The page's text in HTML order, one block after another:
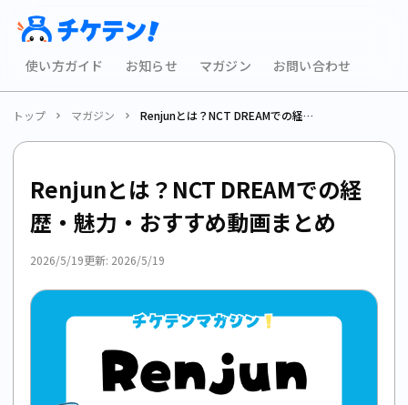
使い方ガイド お知らせ マガジン お問い合わせ
トップ マガジン Renjunとは？NCT DREAMでの経歴・魅力・おすすめ動画まとめ
Renjunとは？NCT DREAMでの経
歴・魅力・おすすめ動画まとめ
2026/5/19更新: 2026/5/19